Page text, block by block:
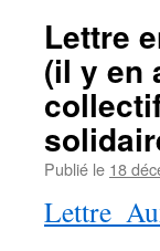
Lettre
(il y en
Publié le 18